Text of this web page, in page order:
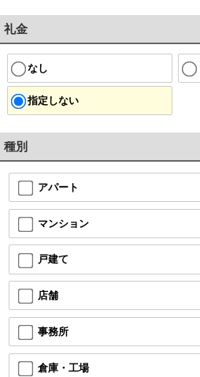
礼金
なし
指定しない
種別
アパート
マンション
戸建て
店舗
事務所
倉庫・工場